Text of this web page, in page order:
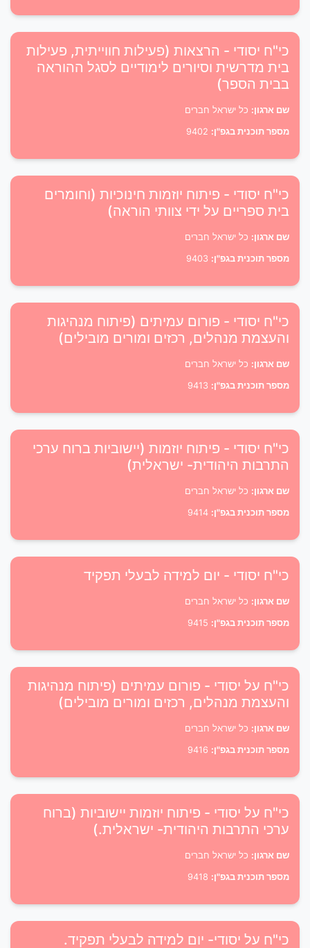
כי"ח יסודי - הרצאות (פעילות חווייתית, פעילות
בית מדרשית וסיורים לימודיים לסגל ההוראה
בבית הספר)
שם ארגון: כל ישראל חברים
מספר תוכנית בגפ"ן:
כי"ח יסודי - פיתוח יוזמות חינוכיות (וחומרים
בית ספריים על ידי צוותי הוראה)
שם ארגון: כל ישראל חברים
מספר תוכנית בגפ"ן:
כי"ח יסודי - פורום עמיתים (פיתוח מנהיגות
והעצמת מנהלים, רכזים ומורים מובילים)
שם ארגון: כל ישראל חברים
מספר תוכנית בגפ"ן:
כי"ח יסודי - פיתוח יוזמות (יישוביות ברוח ערכי
התרבות היהודית- ישראלית)
שם ארגון: כל ישראל חברים
מספר תוכנית בגפ"ן:
כי"ח יסודי - יום למידה לבעלי תפקיד
שם ארגון: כל ישראל חברים
מספר תוכנית בגפ"ן:
כי"ח על יסודי - פורום עמיתים (פיתוח מנהיגות
והעצמת מנהלים, רכזים ומורים מובילים)
שם ארגון: כל ישראל חברים
מספר תוכנית בגפ"ן:
כי"ח על יסודי - פיתוח יוזמות יישוביות (ברוח
ערכי התרבות היהודית- ישראלית.)
שם ארגון: כל ישראל חברים
מספר תוכנית בגפ"ן:
כי"ח על יסודי- יום למידה לבעלי תפקיד.